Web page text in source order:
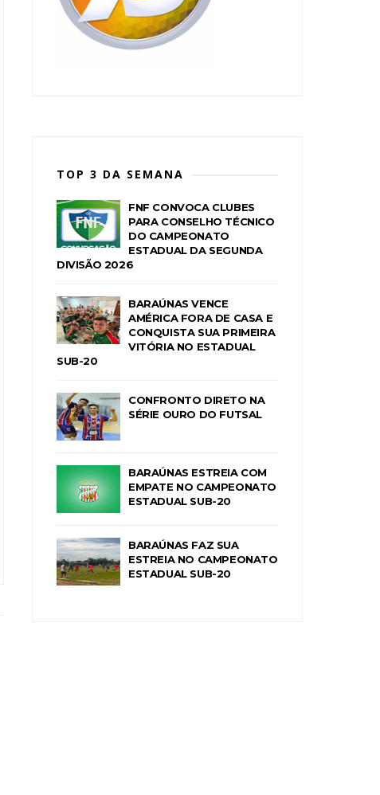
TOP 3 DA SEMANA
FNF CONVOCA CLUBES
PARA CONSELHO TÉCNICO
DO CAMPEONATO
ESTADUAL DA SEGUNDA
DIVISÃO 2026
BARAÚNAS VENCE
AMÉRICA FORA DE CASA E
CONQUISTA SUA PRIMEIRA
VITÓRIA NO ESTADUAL
SUB-20
CONFRONTO DIRETO NA
SÉRIE OURO DO FUTSAL
BARAÚNAS ESTREIA COM
EMPATE NO CAMPEONATO
ESTADUAL SUB-20
BARAÚNAS FAZ SUA
ESTREIA NO CAMPEONATO
ESTADUAL SUB-20